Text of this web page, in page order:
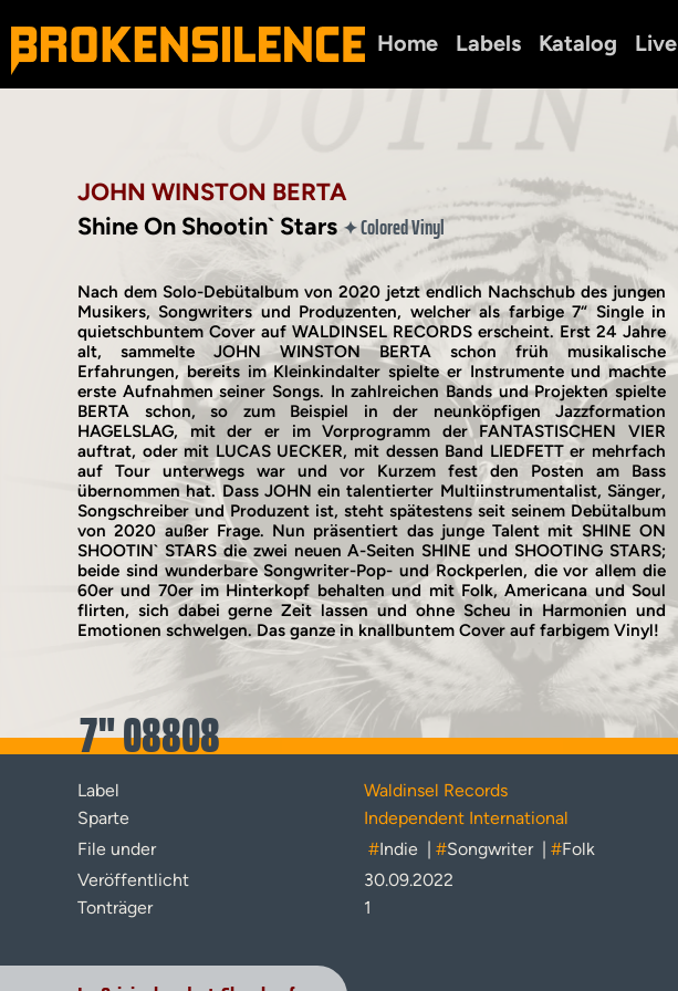
Home Labels Katalog Live
JOHN WINSTON BERTA
Shine On Shootin` Stars ✦Colored Vinyl
Nach dem Solo-Debütalbum von 2020 jetzt endlich Nachschub des jungen
Musikers, Songwriters und Produzenten, welcher als farbige 7“ Single in
quietschbuntem Cover auf WALDINSEL RECORDS erscheint. Erst 24 Jahre
alt, sammelte JOHN WINSTON BERTA schon früh musikalische
Erfahrungen, bereits im Kleinkindalter spielte er Instrumente und machte
erste Aufnahmen seiner Songs. In zahlreichen Bands und Projekten spielte
BERTA schon, so zum Beispiel in der neunköpfigen Jazzformation
HAGELSLAG, mit der er im Vorprogramm der FANTASTISCHEN VIER
auftrat, oder mit LUCAS UECKER, mit dessen Band LIEDFETT er mehrfach
auf Tour unterwegs war und vor Kurzem fest den Posten am Bass
übernommen hat. Dass JOHN ein talentierter Multiinstrumentalist, Sänger,
Songschreiber und Produzent ist, steht spätestens seit seinem Debütalbum
von 2020 außer Frage. Nun präsentiert das junge Talent mit SHINE ON
SHOOTIN` STARS die zwei neuen A-Seiten SHINE und SHOOTING STARS;
beide sind wunderbare Songwriter-Pop- und Rockperlen, die vor allem die
60er und 70er im Hinterkopf behalten und mit Folk, Americana und Soul
flirten, sich dabei gerne Zeit lassen und ohne Scheu in Harmonien und
Emotionen schwelgen. Das ganze in knallbuntem Cover auf farbigem Vinyl!
7" 08808
Label
Waldinsel Records
Sparte
Independent International
File under
#Indie | #Songwriter | #Folk
Veröffentlicht
30.09.2022
Tonträger
1